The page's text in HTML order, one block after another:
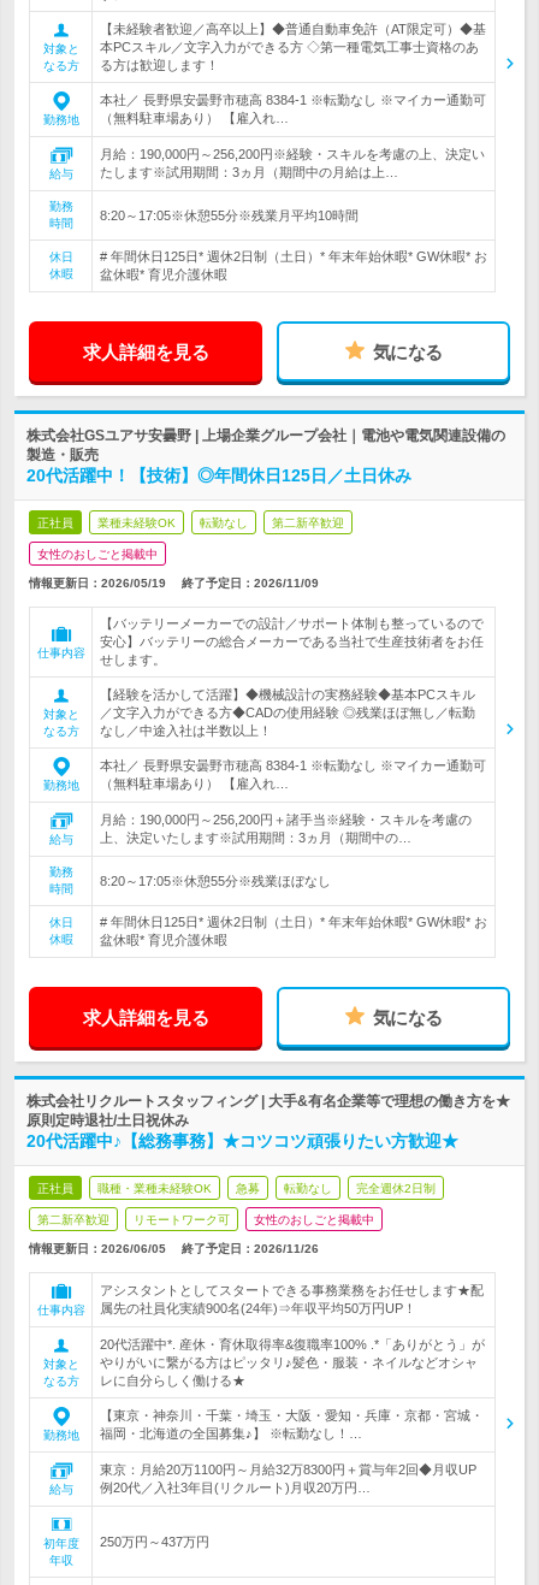
対象と
なる方
【未経験者歓迎／高卒以上】◆普通自動車免許（AT限定可）◆基
本PCスキル／文字入力ができる方 ◇第一種電気工事士資格のあ
る方は歓迎します！
勤務地
本社／ 長野県安曇野市穂高 8384-1 ※転勤なし ※マイカー通勤可
（無料駐車場あり） 【雇入れ…
給与
月給：190,000円～256,200円※経験・スキルを考慮の上、決定い
たします※試用期間：3ヵ月（期間中の月給は上…
勤務
時間
8:20～17:05※休憩55分※残業月平均10時間
休日
休暇
# 年間休日125日* 週休2日制（土日）* 年末年始休暇* GW休暇* お
盆休暇* 育児介護休暇
求人詳細を見る 気になる
株式会社GSユアサ安曇野 | 上場企業グループ会社｜電池や電気関連設備の
製造・販売
20代活躍中！【技術】◎年間休日125日／土日休み
正社員 業種未経験OK 転勤なし 第二新卒歓迎
女性のおしごと掲載中
情報更新日：2026/05/19 終了予定日： 2026/11/09
仕事内容
【バッテリーメーカーでの設計／サポート体制も整っているので
安心】バッテリーの総合メーカーである当社で生産技術者をお任
せします。
対象と
なる方
【経験を活かして活躍】◆機械設計の実務経験◆基本PCスキル
／文字入力ができる方◆CADの使用経験 ◎残業ほぼ無し／転勤
なし／中途入社は半数以上！
勤務地
本社／ 長野県安曇野市穂高 8384-1 ※転勤なし ※マイカー通勤可
（無料駐車場あり） 【雇入れ…
給与
月給：190,000円～256,200円＋諸手当※経験・スキルを考慮の
上、決定いたします※試用期間：3ヵ月（期間中の…
勤務
時間
8:20～17:05※休憩55分※残業ほぼなし
休日
休暇
# 年間休日125日* 週休2日制（土日）* 年末年始休暇* GW休暇* お
盆休暇* 育児介護休暇
求人詳細を見る 気になる
株式会社リクルートスタッフィング | 大手&有名企業等で理想の働き方を★
原則定時退社/土日祝休み
20代活躍中♪【総務事務】★コツコツ頑張りたい方歓迎★
正社員 職種・業種未経験OK 急募 転勤なし 完全週休2日制
第二新卒歓迎 リモートワーク可 女性のおしごと掲載中
情報更新日：2026/06/05 終了予定日： 2026/11/26
仕事内容
アシスタントとしてスタートできる事務業務をお任せします★配
属先の社員化実績900名(24年)⇒年収平均50万円UP！
対象と
なる方
20代活躍中*. 産休・育休取得率&復職率100% .*「ありがとう」が
やりがいに繋がる方はピッタリ♪髪色・服装・ネイルなどオシャ
レに自分らしく働ける★
勤務地
【東京・神奈川・千葉・埼玉・大阪・愛知・兵庫・京都・宮城・
福岡・北海道の全国募集♪】 ※転勤なし！…
給与
東京：月給20万1100円～月給32万8300円＋賞与年2回◆月収UP
例20代／入社3年目(リクルート)月収20万円…
初年度
年収
250万円～437万円